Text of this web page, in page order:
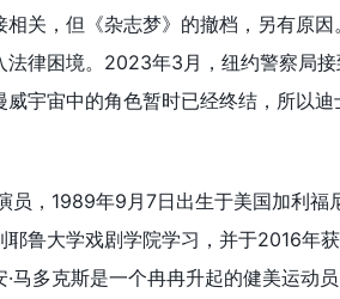
关，但《杂志梦》的撤档，另有原因
律困境。2023年3月，纽约警察局
宇宙中的角色暂时已经终结，所以
员，1989年9月7日出生于美国加利福
鲁大学戏剧学院学习，并于2016年
马多克斯是一个冉冉升起的健美运动